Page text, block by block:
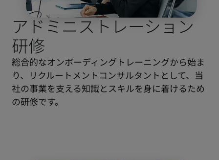
アドミニストレーション
研修
総合的なオンボーディングトレーニングから始ま
り、リクルートメントコンサルタントとして、当
社の事業を支える知識とスキルを身に着けるため
の研修です。